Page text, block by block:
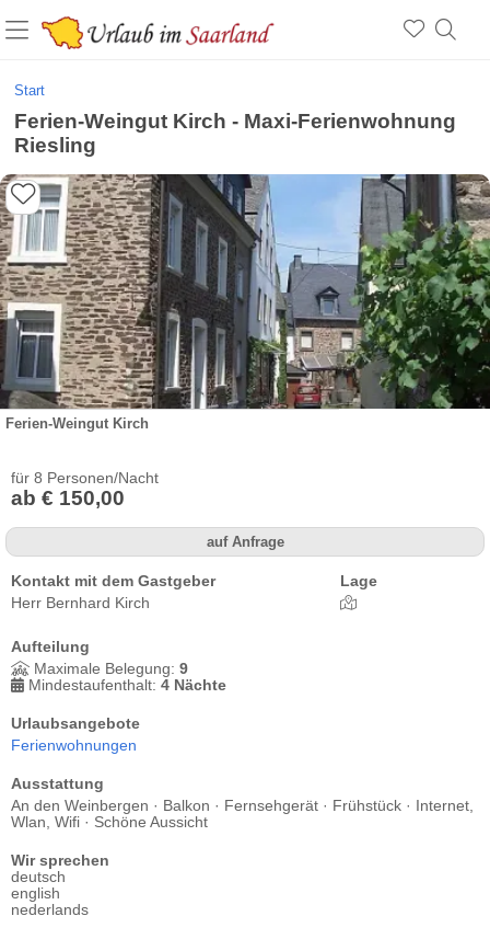
Start
Ferien-Weingut Kirch - Maxi-Ferienwohnung
Riesling
Ferien-Weingut Kirch
für 8 Personen/Nacht
ab € 150,00
auf Anfrage
Kontakt mit dem Gastgeber
Herr Bernhard Kirch
Lage
Aufteilung
Maximale Belegung: 9
Mindestaufenthalt: 4 Nächte
Urlaubsangebote
Ferienwohnungen
Ausstattung
An den Weinbergen · Balkon · Fernsehgerät · Frühstück · Internet,
Wlan, Wifi · Schöne Aussicht
Wir sprechen
deutsch
english
nederlands